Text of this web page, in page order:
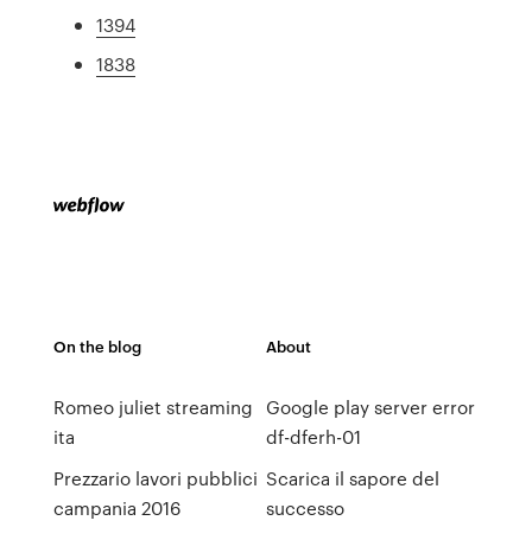
1394
1838
On the blog
Romeo juliet streaming
ita
Prezzario lavori pubblici
campania 2016
About
Google play server error
df-dferh-01
Scarica il sapore del
successo